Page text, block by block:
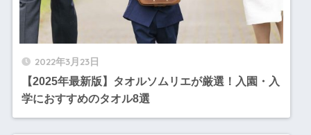
2022年3月23日
【2025年最新版】タオルソムリエが厳選！入園・入
学におすすめのタオル8選